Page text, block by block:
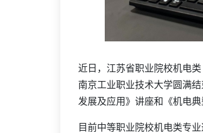
近日，江苏省职业院校机电
南京工业职业技术大学圆满
发展及应用》讲座和《机电
目前中等职业院校机电类专